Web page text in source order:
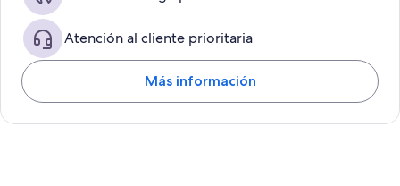
Atención al cliente prioritaria
Más información